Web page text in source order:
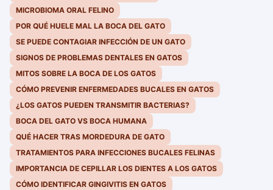
MICROBIOMA ORAL FELINO
POR QUÉ HUELE MAL LA BOCA DEL GATO
SE PUEDE CONTAGIAR INFECCIÓN DE UN GATO
SIGNOS DE PROBLEMAS DENTALES EN GATOS
MITOS SOBRE LA BOCA DE LOS GATOS
CÓMO PREVENIR ENFERMEDADES BUCALES EN GATOS
¿LOS GATOS PUEDEN TRANSMITIR BACTERIAS?
BOCA DEL GATO VS BOCA HUMANA
QUÉ HACER TRAS MORDEDURA DE GATO
TRATAMIENTOS PARA INFECCIONES BUCALES FELINAS
IMPORTANCIA DE CEPILLAR LOS DIENTES A LOS GATOS
CÓMO IDENTIFICAR GINGIVITIS EN GATOS